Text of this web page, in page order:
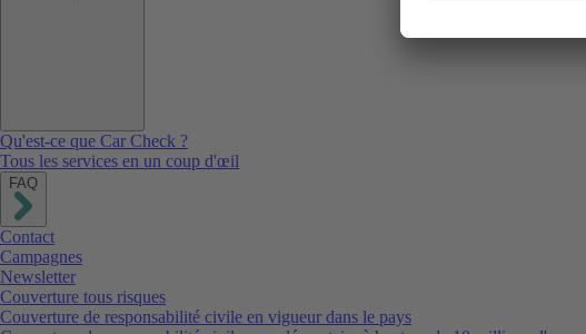
Qu'est-ce que Car Check ?
Tous les services en un coup d'œil
FAQ
Contact
Campagnes
Newsletter
Couverture tous risques
Couverture de responsabilité civile en vigueur dans le pays